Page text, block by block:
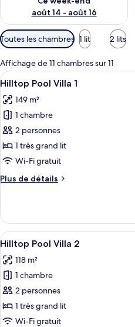
août 14 - août 16
Filtres
disponibles
pour
les
chambres
Toutes les chambres 1 lit 2 lits
Affichage de 11 chambres sur 11
Afficher
toutes
les
photos
pour
ce
type
chambre :
Villa
1
21
Hilltop Pool Villa 1
149 m²
1 chambre
2 personnes
1 très grand lit
Wi-Fi gratuit
Plus de détails
Plus
le
type
de
chambre
Hilltop
Pool
Villa
Afficher
toutes
les
photos
pour
ce
type
19
Hilltop Pool Villa 2
118 m²
1 chambre
2 personnes
1 très grand lit
Wi-Fi gratuit